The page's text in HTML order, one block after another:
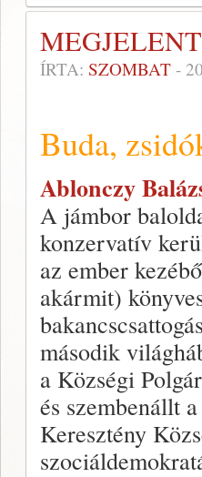
ÍRTA: SZOMBAT -
Buda,
Ablonczy
A jámbor
konzervatív
az ember
akármit)
második
a Községi
és szembenállt
Keresztény